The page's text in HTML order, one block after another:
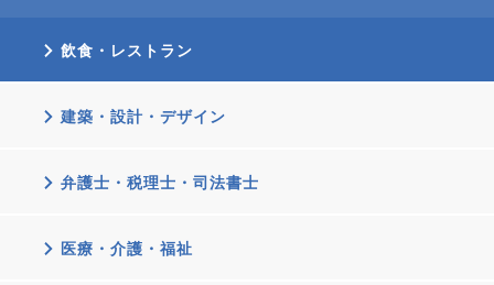
飲食・レストラン
建築・設計・デザイン
弁護士・税理士・司法書士
医療・介護・福祉